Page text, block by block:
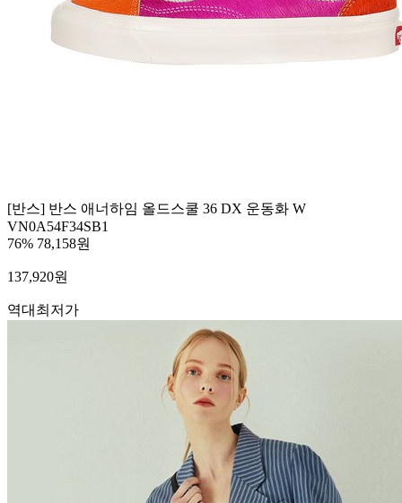
[반스] 반스 애너하임 올드스쿨 36 DX 운동화 W
VN0A54F34SB1
76% 78,158원
137,920원
역대최저가